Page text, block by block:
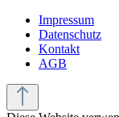
Impressum
Datenschutz
Kontakt
AGB